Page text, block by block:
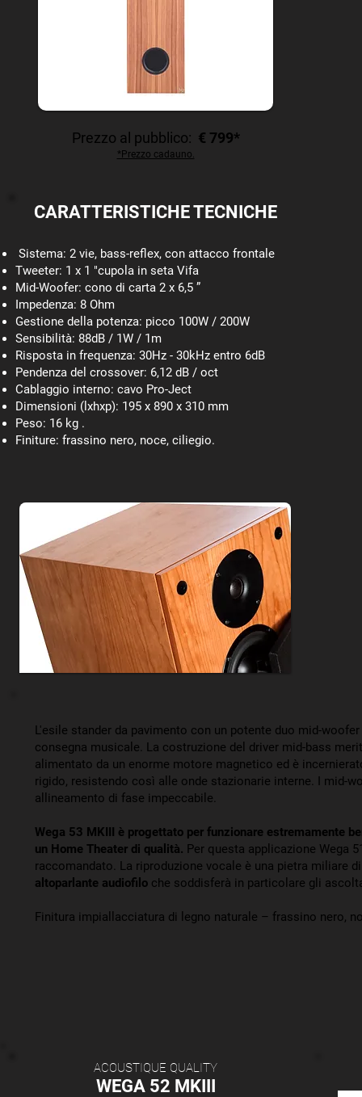
Prezzo al pubblico: € 799*
*Prezzo cadauno.
CARATTERISTICHE TECNICHE
Sistema: 2 vie, bass-reflex, con attacco frontale
Tweeter: 1 x 1 "cupola in seta Vifa
Mid-Woofer: cono di carta 2 x 6,5 ”
Impedenza: 8 Ohm
Gestione della potenza: picco 100W / 200W
Sensibilità: 88dB / 1W / 1m
Risposta in frequenza: 30Hz - 30kHz entro 6dB
Pendenza del crossover: 6,12 dB / oct
Cablaggio interno: cavo Pro-Ject
Dimensioni (lxhxp): 195 x 890 x 310 mm
Peso: 16 kg .
Finiture: frassino nero, noce, ciliegio.
L'esile stander da pavimento con un potente duo mid-
consegna musicale. La costruzione del driver mid-bass
alimentato da un enorme motore magnetico ed è
rigido, resistendo così alle onde stazionarie interne. I mid-
allineamento di fase impeccabile.
Wega 53 MKIII è progettato per funzionare estremamente
un Home Theater di qualità. Per questa applicazione Wega
raccomandato. La riproduzione vocale è una pietra miliare
altoparlante audiofilo che soddisferà in particolare gli
Finitura impiallacciatura di legno naturale – frassino nero,
ACOUSTIQUE QUALITY
WEGA 52 MKIII